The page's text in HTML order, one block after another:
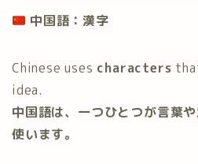
中国語：漢字
Chinese uses characters
idea.
中国語は、一つひとつが言葉
使います。